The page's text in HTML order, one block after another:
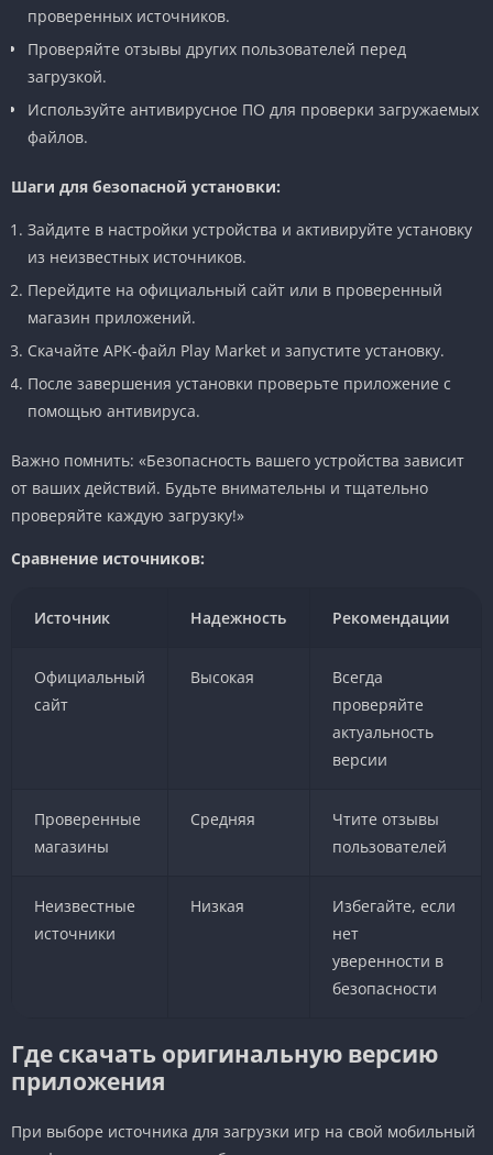
проверенных источников.
Проверяйте отзывы других пользователей перед
загрузкой.
Используйте антивирусное ПО для проверки загружаемых
файлов.
Шаги для безопасной установки:
Зайдите в настройки устройства и активируйте установку
из неизвестных источников.
Перейдите на официальный сайт или в проверенный
магазин приложений.
Скачайте APK-файл Play Market и запустите установку.
После завершения установки проверьте приложение с
помощью антивируса.
Важно помнить: «Безопасность вашего устройства зависит
от ваших действий. Будьте внимательны и тщательно
проверяйте каждую загрузку!»
Сравнение источников:
Источник Надежность Рекомендации
Официальный
сайт
Высокая
Всегда
проверяйте
актуальность
версии
Проверенные
магазины
Средняя
Чтите отзывы
пользователей
Неизвестные
источники
Низкая
Избегайте, если
нет
уверенности в
безопасности
Где скачать оригинальную версию
приложения
При выборе источника для загрузки игр на свой мобильный